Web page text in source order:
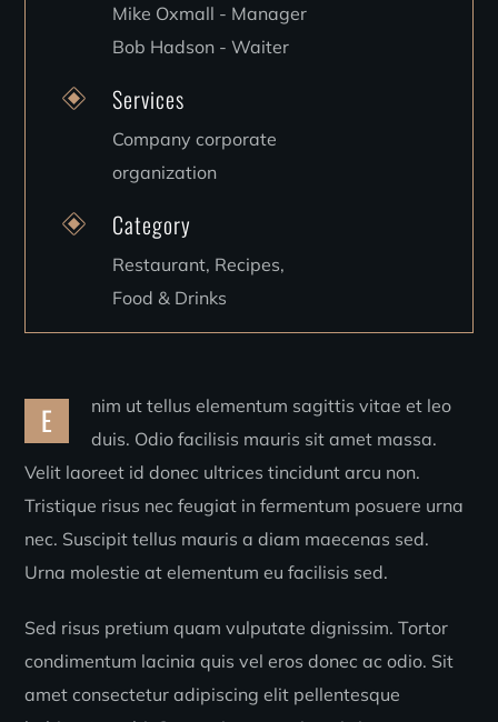
Mike Oxmall - Manager
Bob Hadson - Waiter
Services
Company corporate
organization
Category
Restaurant, Recipes,
Food & Drinks
E
nim ut tellus elementum sagittis vitae et leo
duis. Odio facilisis mauris sit amet massa.
Velit laoreet id donec ultrices tincidunt arcu non.
Tristique risus nec feugiat in fermentum posuere urna
nec. Suscipit tellus mauris a diam maecenas sed.
Urna molestie at elementum eu facilisis sed.
Sed risus pretium quam vulputate dignissim. Tortor
condimentum lacinia quis vel eros donec ac odio. Sit
amet consectetur adipiscing elit pellentesque